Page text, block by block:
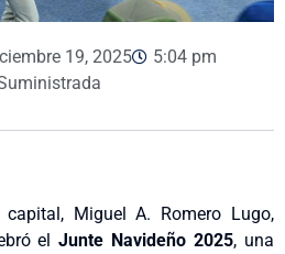
19, 2025
5:04 pm
Miguel A. Romero Lugo,
elJunte Navideño 2025, una